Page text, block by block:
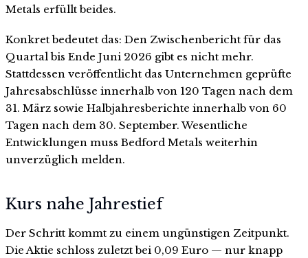
Metals erfüllt beides.
Konkret bedeutet das: Den Zwischenbericht für das
Quartal bis Ende Juni 2026 gibt es nicht mehr.
Stattdessen veröffentlicht das Unternehmen geprüfte
Jahresabschlüsse innerhalb von 120 Tagen nach dem
31. März sowie Halbjahresberichte innerhalb von 60
Tagen nach dem 30. September. Wesentliche
Entwicklungen muss Bedford Metals weiterhin
unverzüglich melden.
Kurs nahe Jahrestief
Der Schritt kommt zu einem ungünstigen Zeitpunkt.
Die Aktie schloss zuletzt bei 0,09 Euro — nur knapp